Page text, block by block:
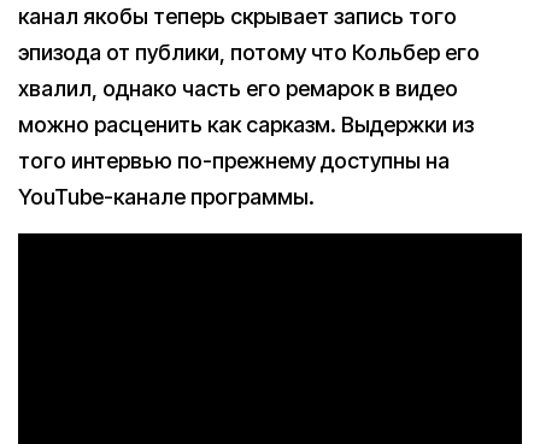
канал якобы теперь скрывает запись того
эпизода от публики, потому что Кольбер его
хвалил, однако часть его ремарок в видео
можно расценить как сарказм. Выдержки из
того интервью по-прежнему доступны на
YouTube-канале программы.